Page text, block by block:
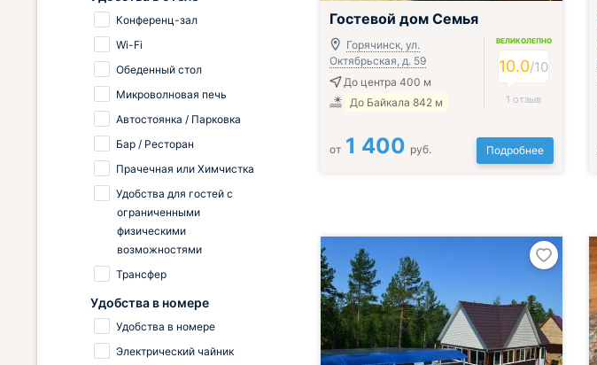
Гостевой дом Семья
Горячинск, ул.
Октябрьская, д. 59
До центра 400 м
До Байкала 842 м
ВЕЛИКОЛЕПНО
10.0/10
1 отзыв
от 1 400 руб. Подробнее
Конференц-зал
Wi-Fi
Обеденный стол
Микроволновая печь
Автостоянка / Парковка
Бар / Ресторан
Прачечная или Химчистка
Удобства для гостей с
ограниченными
физическими
возможностями
Трансфер
Удобства в номере
Удобства в номере
Электрический чайник